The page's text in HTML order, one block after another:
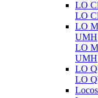
LO
LO
LO
UMH
LO
UMH
LO
LO